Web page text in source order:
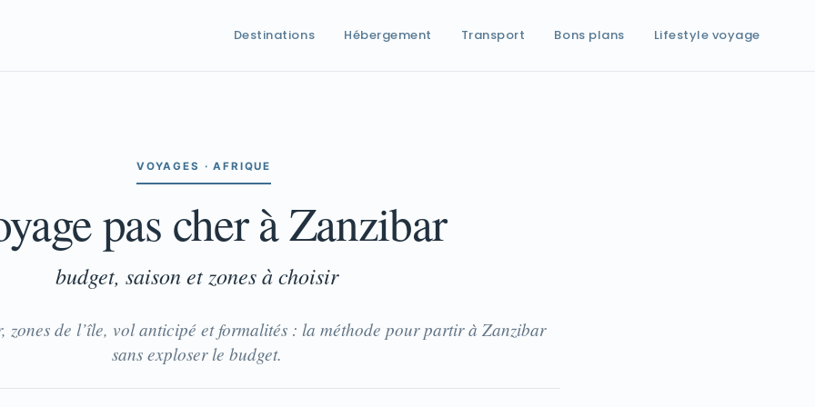
Destinations Hébergement Transport Bons plans Lifestyle voyage
VOYAGES · AFRIQUE
pas cher à Zanzibar
budget, saison et zones à choisir
zones de l’île, vol anticipé et formalités : la méthode pour partir à Zanzibar
sans exploser le budget.